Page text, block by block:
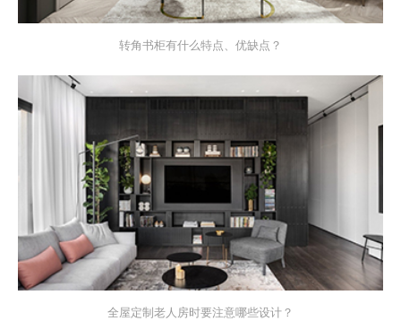
转角书柜有什么特点、优缺点？
全屋定制老人房时要注意哪些设计？